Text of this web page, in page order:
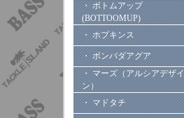
・ ボトムアップ
(BOTTOOMUP)
・ ホプキンス
・ ボンバダアグア
・ マーズ（アルシアデザイ
ン）
・ マドタチ